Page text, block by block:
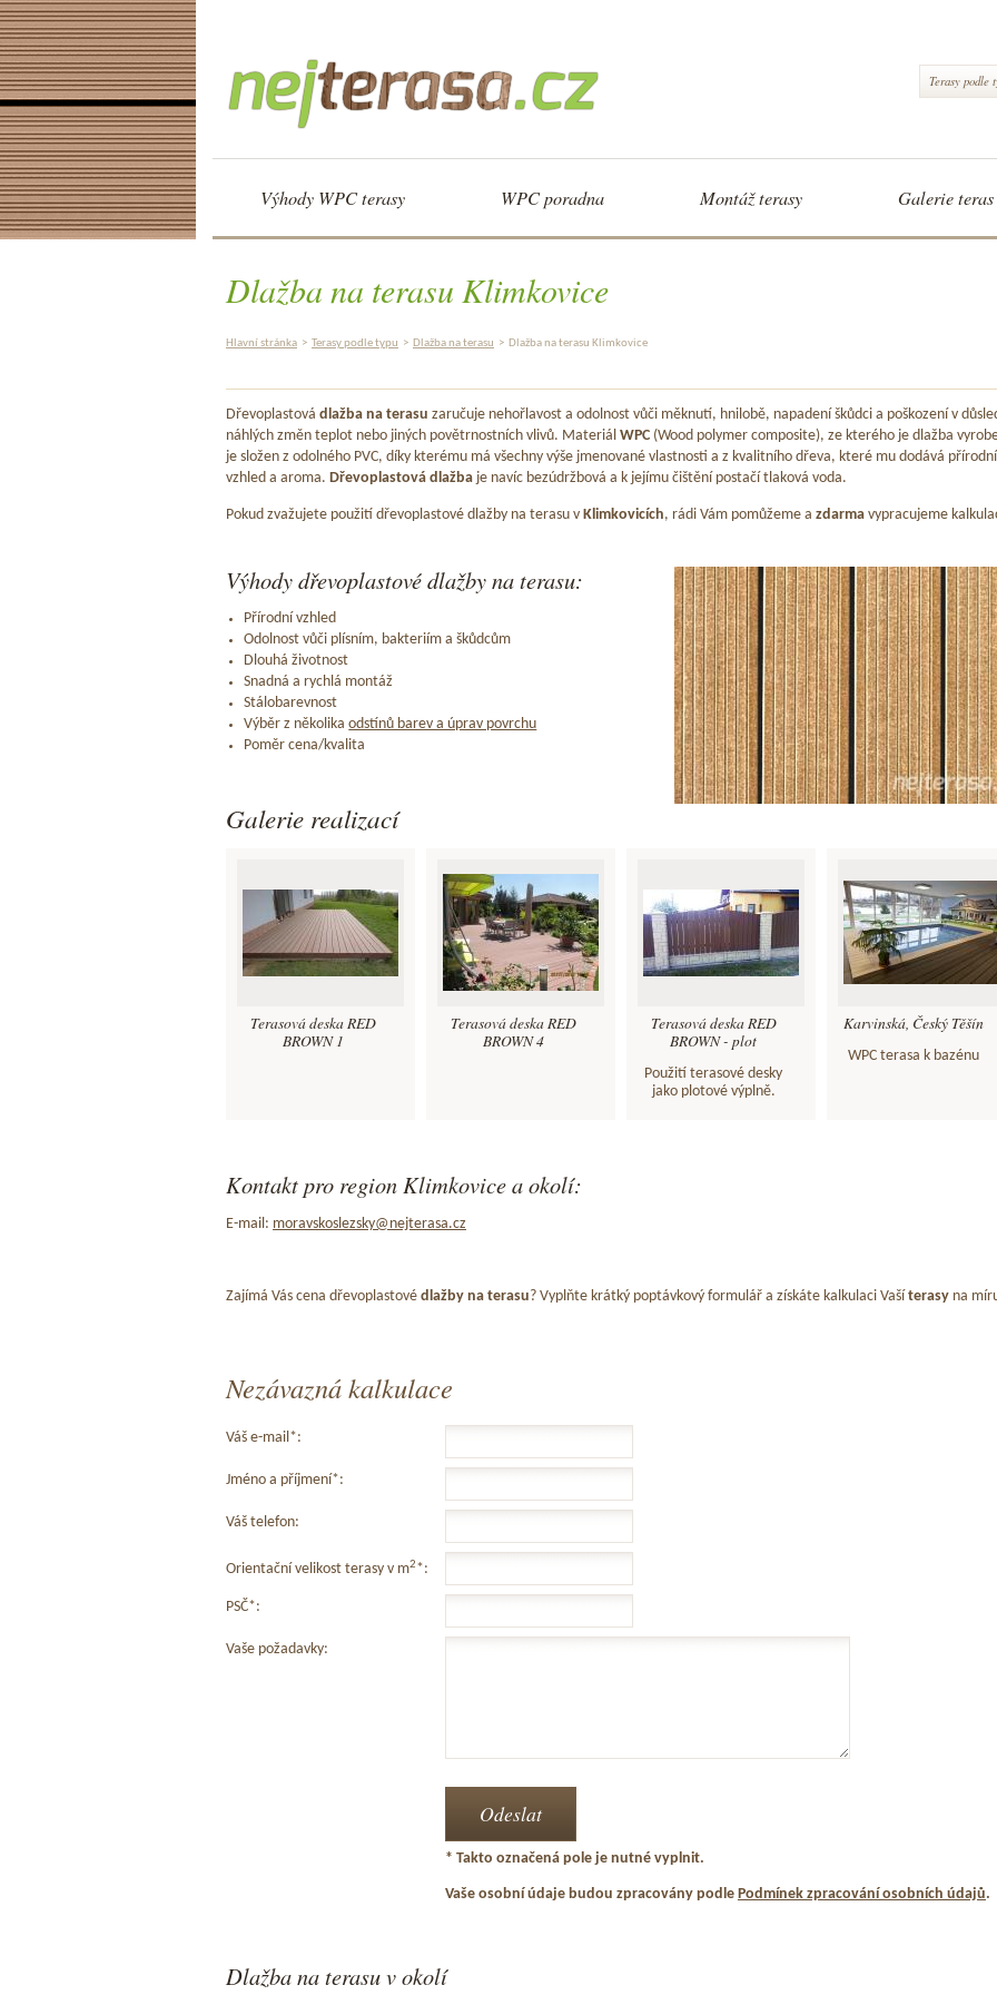
Terasy podle
Výhody WPC terasy WPC poradna Montáž terasy Galerie teras
Dlažba na terasu Klimkovice
Hlavní stránka > Terasy podle typu > Dlažba na terasu > Dlažba na terasu Klimkovice
Dřevoplastová dlažba na terasu zaručuje nehořlavost a odolnost vůči měknutí, hnilobě, napadení škůdci a poškození v
náhlých změn teplot nebo jiných povětrnostních vlivů. Materiál WPC (Wood polymer composite), ze kterého je dlažba
je složen z odolného PVC, díky kterému má všechny výše jmenované vlastnosti a z kvalitního dřeva, které mu dodává přírodní
vzhled a aroma. Dřevoplastová dlažba je navíc bezúdržbová a k jejímu čištění postačí tlaková voda.
Pokud zvažujete použití dřevoplastové dlažby na terasu v Klimkovicích, rádi Vám pomůžeme a zdarma vypracujeme
Výhody dřevoplastové dlažby na terasu:
Přírodní vzhled
Odolnost vůči plísním, bakteriím a škůdcům
Dlouhá životnost
Snadná a rychlá montáž
Stálobarevnost
Výběr z několikaodstínů barev a úprav povrchu
Poměr cena/kvalita
Galerie realizací
Terasová deska RED
BROWN 1
Terasová deska RED
BROWN 4
Terasová deska RED
BROWN - plot
Použití terasové desky
jako plotové výplně.
Karvinská, Český Těšín
WPC terasa k bazénu
Kontakt pro region Klimkovice a okolí:
E-mail: moravskoslezsky@nejterasa.cz
Zajímá Vás cena dřevoplastové dlažby na terasu ? Vyplňte krátký poptávkový formulář a získáte kalkulaci Vaší terasy na
Nezávazná kalkulace
Váš e-mail*:
Jméno a příjmení*:
Váš telefon:
Orientační velikost terasy v m2*:
PSČ*:
Vaše požadavky:
* Takto označená pole je nutné vyplnit.
Vaše osobní údaje budou zpracovány podle Podmínek zpracování osobních údajů.
Dlažba na terasu v okolí